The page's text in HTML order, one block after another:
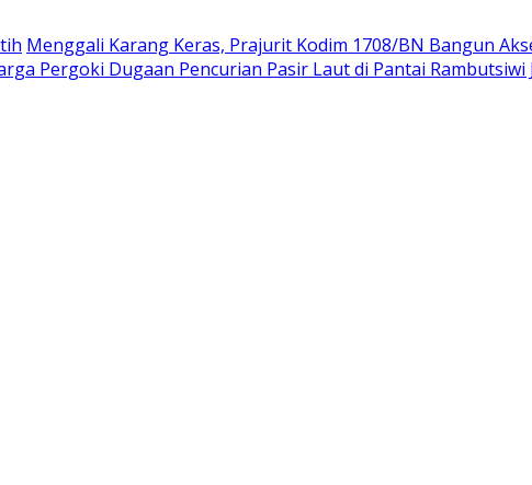
Menggali Karang Keras, Prajurit Kodim 1708/BN Bangun
Pergoki Dugaan Pencurian Pasir Laut di Pantai Rambutsiwi